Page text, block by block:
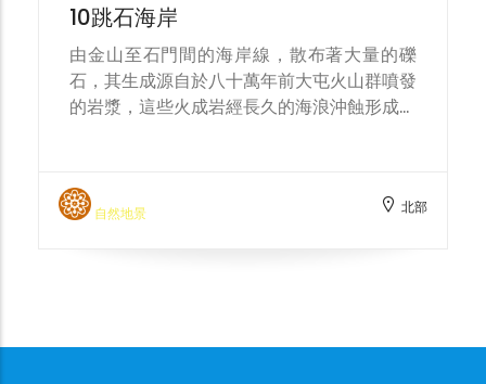
10跳石海岸
由金山至石門間的海岸線，散布著大量的礫
石，其生成源自於八十萬年前大屯火山群噴發
的岩漿，這些火成岩經長久的海浪沖蝕形成大
間的居民必須在於退潮後在礫石間跳躍前進，
因而有「跳石海岸」之稱。
自然地景 北部